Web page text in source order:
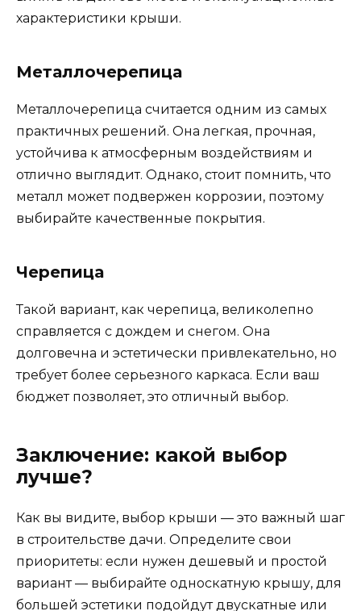
характеристики крыши.
Металлочерепица
Металлочерепица считается одним из самых
практичных решений. Она легкая, прочная,
устойчива к атмосферным воздействиям и
отлично выглядит. Однако, стоит помнить, что
металл может подвержен коррозии, поэтому
выбирайте качественные покрытия.
Черепица
Такой вариант, как черепица, великолепно
справляется с дождем и снегом. Она
долговечна и эстетически привлекательно, но
требует более серьезного каркаса. Если ваш
бюджет позволяет, это отличный выбор.
Заключение: какой выбор
лучше?
Как вы видите, выбор крыши — это важный шаг
в строительстве дачи. Определите свои
приоритеты: если нужен дешевый и простой
вариант — выбирайте односкатную крышу, для
большей эстетики подойдут двускатные или